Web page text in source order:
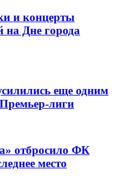
и концерты
на Дне города
еще одним
лиги
отбросило ФК
место